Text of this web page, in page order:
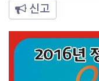
신고